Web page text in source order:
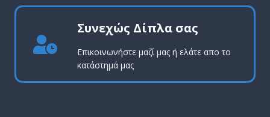
Συνεχώς Δίπλα σας
Επικοινωνήστε μαζί μας ή ελάτε απο το
κατάστημά μας